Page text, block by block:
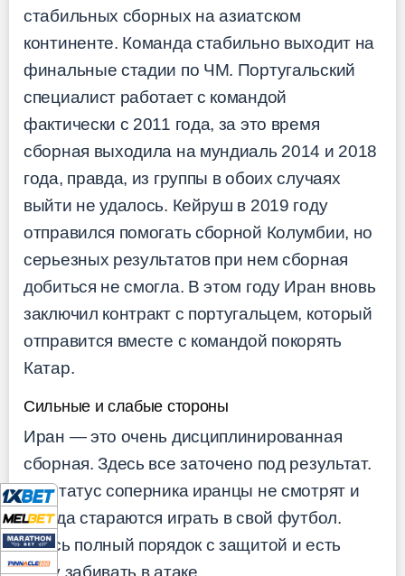
стабильных сборных на азиатском
континенте. Команда стабильно выходит на
финальные стадии по ЧМ. Португальский
специалист работает с командой
фактически с 2011 года, за это время
сборная выходила на мундиаль 2014 и 2018
года, правда, из группы в обоих случаях
выйти не удалось. Кейруш в 2019 году
отправился помогать сборной Колумбии, но
серьезных результатов при нем сборная
добиться не смогла. В этом году Иран вновь
заключил контракт с португальцем, который
отправится вместе с командой покорять
Катар.
Сильные и слабые стороны
Иран — это очень дисциплинированная
сборная. Здесь все заточено под результат.
На статус соперника иранцы не смотрят и
всегда стараются играть в свой футбол.
Здесь полный порядок с защитой и есть
кому забивать в атаке.